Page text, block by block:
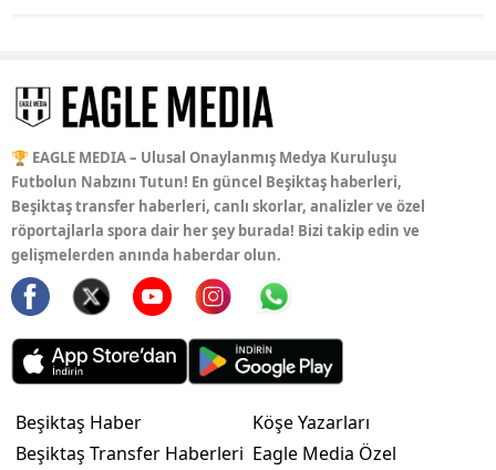
🏆 EAGLE MEDIA – Ulusal Onaylanmış Medya Kuruluşu
Futbolun Nabzını Tutun! En güncel Beşiktaş haberleri,
Beşiktaş transfer haberleri, canlı skorlar, analizler ve özel
röportajlarla spora dair her şey burada! Bizi takip edin ve
gelişmelerden anında haberdar olun.
Beşiktaş Haber
Beşiktaş Transfer Haberleri
Köşe Yazarları
Eagle Media Özel